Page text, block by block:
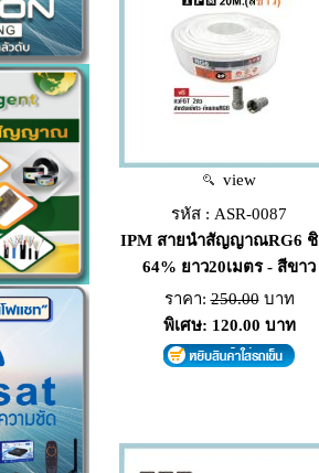
view
รหัส : ASR-0087
IPM สายนำสัญญาณRG6
64% ยาว20เมตร - สีขาว
ราคา:250.00บาท
พิเศษ: 120.00 บาท